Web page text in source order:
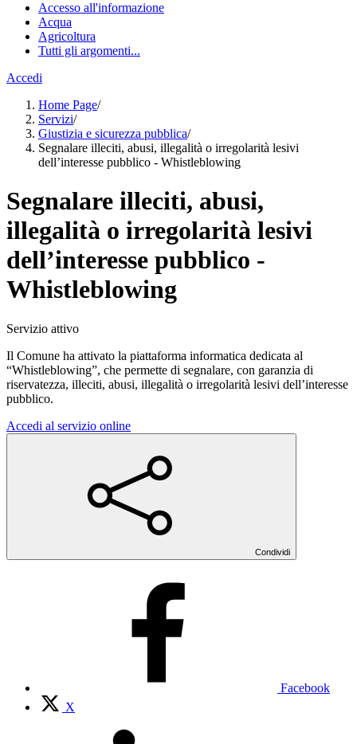
Accesso all'informazione
Acqua
Agricoltura
Tutti gli argomenti...
Accedi
Home Page/
Servizi/
Giustizia e sicurezza pubblica/
Segnalare illeciti, abusi, illegalità o irregolarità lesivi
dell’interesse pubblico - Whistleblowing
Segnalare illeciti, abusi,
illegalità o irregolarità lesivi
dell’interesse pubblico -
Whistleblowing
Servizio attivo
Il Comune ha attivato la piattaforma informatica dedicata al
“Whistleblowing”, che permette di segnalare, con garanzia di
riservatezza, illeciti, abusi, illegalità o irregolarità lesivi dell’interesse
pubblico.
Accedi al servizio online
Condividi
Facebook
X